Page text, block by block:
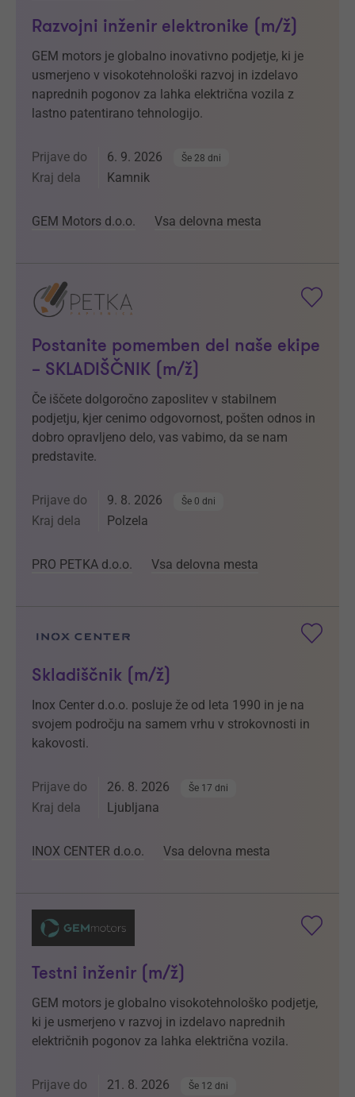
Razvojni inženir elektronike (m/ž)
GEM motors je globalno inovativno podjetje, ki je
usmerjeno v visokotehnološki razvoj in izdelavo
naprednih pogonov za lahka električna vozila z
lastno patentirano tehnologijo.
Prijave do 6. 9. 2026 Še 28 dni
Kraj dela Kamnik
GEM Motors d.o.o. Vsa delovna mesta
Postanite pomemben del naše ekipe
– SKLADIŠČNIK (m/ž)
Če iščete dolgoročno zaposlitev v stabilnem
podjetju, kjer cenimo odgovornost, pošten odnos in
dobro opravljeno delo, vas vabimo, da se nam
predstavite.
Prijave do 9. 8. 2026 Še 0 dni
Kraj dela Polzela
PRO PETKA d.o.o. Vsa delovna mesta
Skladiščnik (m/ž)
Inox Center d.o.o. posluje že od leta 1990 in je na
svojem področju na samem vrhu v strokovnosti in
kakovosti.
Prijave do 26. 8. 2026 Še 17 dni
Kraj dela Ljubljana
INOX CENTER d.o.o. Vsa delovna mesta
Testni inženir (m/ž)
GEM motors je globalno visokotehnološko podjetje,
ki je usmerjeno v razvoj in izdelavo naprednih
električnih pogonov za lahka električna vozila.
Prijave do 21. 8. 2026 Še 12 dni